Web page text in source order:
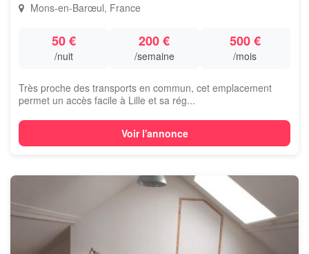
Mons-en-Barœul, France
50 €
/nuit
200 €
/semaine
500 €
/mois
Très proche des transports en commun, cet emplacement
permet un accès facile à Lille et sa rég...
Voir l'annonce